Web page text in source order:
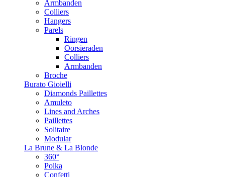
Armbanden
Colliers
Hangers
Parels
Ringen
Oorsieraden
Colliers
Armbanden
Broche
Burato Gioielli
Diamonds Paillettes
Amuleto
Lines and Arches
Paillettes
Solitaire
Modular
La Brune & La Blonde
360°
Polka
Confetti